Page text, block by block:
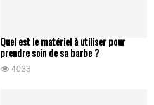
Quel est le matériel à utiliser pour
prendre soin de sa barbe ?
4033